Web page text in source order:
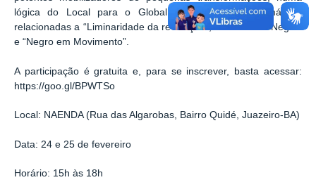
lógica do Local para o Global, a exemplo das temáticas
relacionadas a “Liminaridade da revolução”, “Movimento Negro”
e “Negro em Movimento”.
A participação é gratuita e, para se inscrever, basta acessar:
https://goo.gl/BPWTSo
Local: NAENDA (Rua das Algarobas, Bairro Quidé, Juazeiro-BA)
Data: 24 e 25 de fevereiro
Horário: 15h às 18h